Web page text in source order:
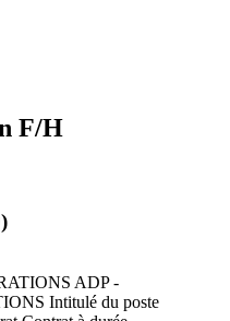
F/H
ADP -
Intitulé du poste